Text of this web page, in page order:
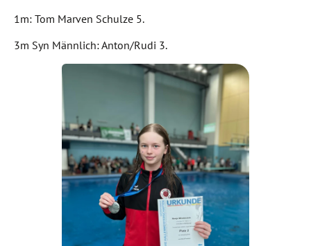
1m: Tom Marven Schulze 5.
3m Syn Männlich: Anton/Rudi 3.